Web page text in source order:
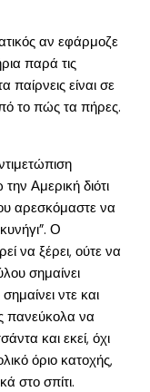
αν εφάρμοζε
παρά τις
είναι σε
το πώς τα πήρες.
Αμερική διότι
αρεσκόμαστε να
Ο
να ξέρει, ούτε να
σημαίνει
ντε και
πανεύκολα να
και εκεί, όχι
όριο κατοχής,
στο σπίτι.